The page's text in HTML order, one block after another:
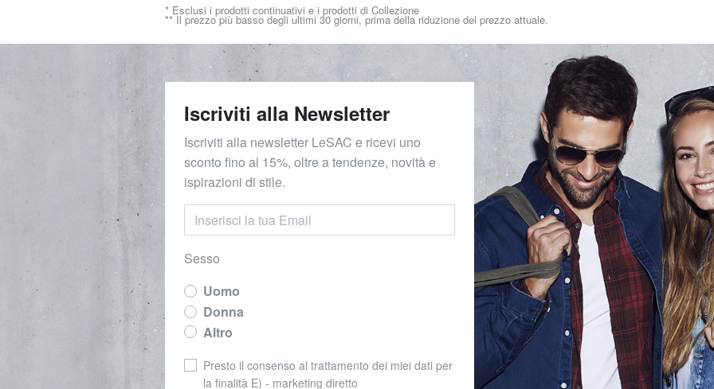
* Esclusi i prodotti continuativi e i prodotti di Collezione
** Il prezzo più basso degli ultimi 30 giorni, prima della riduzione del prezzo attuale.
Iscriviti alla Newsletter
Iscriviti alla newsletter LeSAC e ricevi uno
sconto fino al 15%, oltre a tendenze, novità e
ispirazioni di stile.
Sesso
Uomo
Donna
Altro
Presto il consenso al trattamento dei miei dati per
la finalità E) - marketing diretto